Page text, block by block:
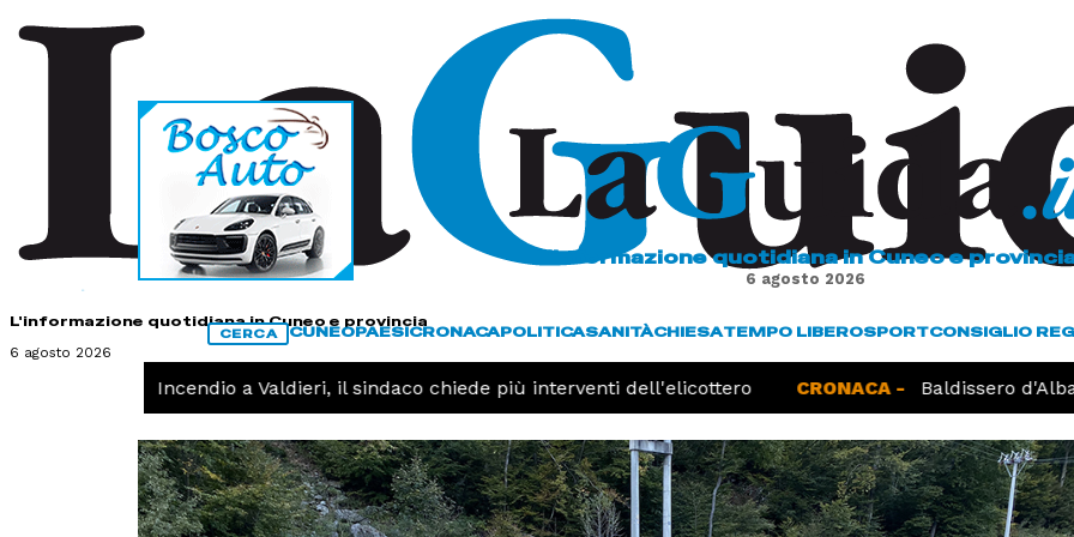
L'informazione quotidiana in Cuneo e provincia
6 agosto 2026
L'informazione quotidiana in Cuneo e
6 agosto 2026
CERCA CUNEOPAESICRONACAPOLITICASANITÀCHIESATEMPO LIBEROSPORTCONSIGLIO
Incendio a Valdieri, il sindaco chiede più interventi dell'elicottero CRONACA - Baldissero d'Alba,